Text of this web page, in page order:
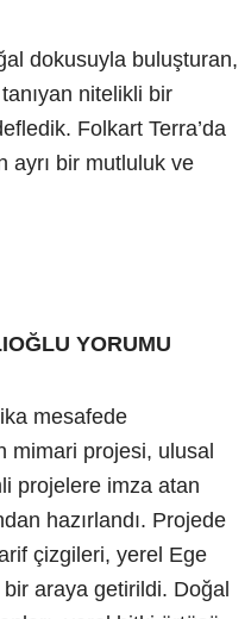
dokusuyla buluşturan,
nitelikli bir
Folkart Terra’da
ayrı bir mutluluk ve
YORUMU
mesafede
mimari projesi, ulusal
projelere imza atan
hazırlandı. Projede
çizgileri, yerel Ege
araya getirildi. Doğal